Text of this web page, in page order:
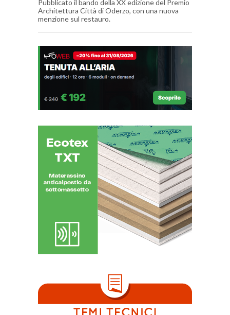
Pubblicato il bando della XX edizione del Premio
Architettura Città di Oderzo, con una nuova
menzione sul restauro.